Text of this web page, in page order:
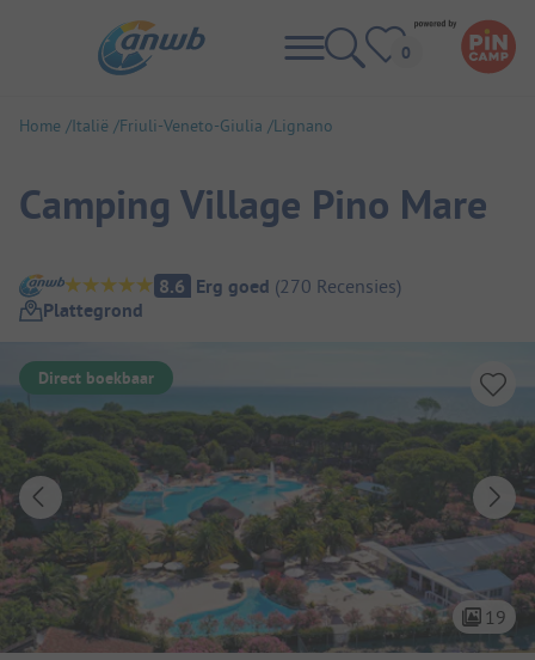
Home Italië Friuli-Veneto-Giulia Lignano
Camping Village Pino Mare
Camping overzicht
8.6 Erg goed (270 Recensies)
Plattegrond
Direct boekbaar
19